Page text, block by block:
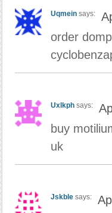
Uqmein says:
order
Uxlkph says:
buy
uk
Jskble says: